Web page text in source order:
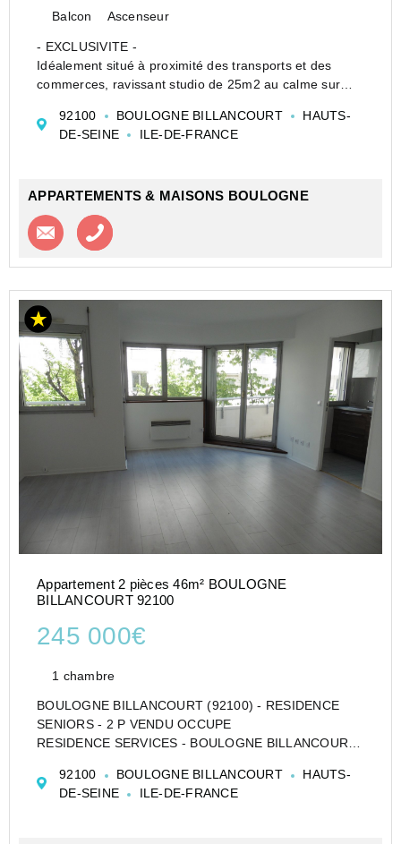
Balcon Ascenseur
- EXCLUSIVITE -
Idéalement situé à proximité des transports et des
commerces, ravissant studio de 25m2 au calme sur
L'appartement se compose d'une entrée avec dressing,
lumineuse pièce de vie ouvrant s...
92100 BOULOGNE BILLANCOURT
HAUTS-
DE-SEINE
ILE-DE-FRANCE
APPARTEMENTS & MAISONS BOULOGNE
Contacter l'agence
Appartement 2 pièces 46m² BOULOGNE
BILLANCOURT 92100
245 000€
1 chambre
BOULOGNE BILLANCOURT (92100) - RESIDENCE
SENIORS - 2 P VENDU OCCUPE
RESIDENCE SERVICES - BOULOGNE BILLANCOURT,
autonomes et valides (sécurité 24h/24, restauration,
homme d'entretien, animations etc..), en é...
92100 BOULOGNE BILLANCOURT
HAUTS-
DE-SEINE
ILE-DE-FRANCE